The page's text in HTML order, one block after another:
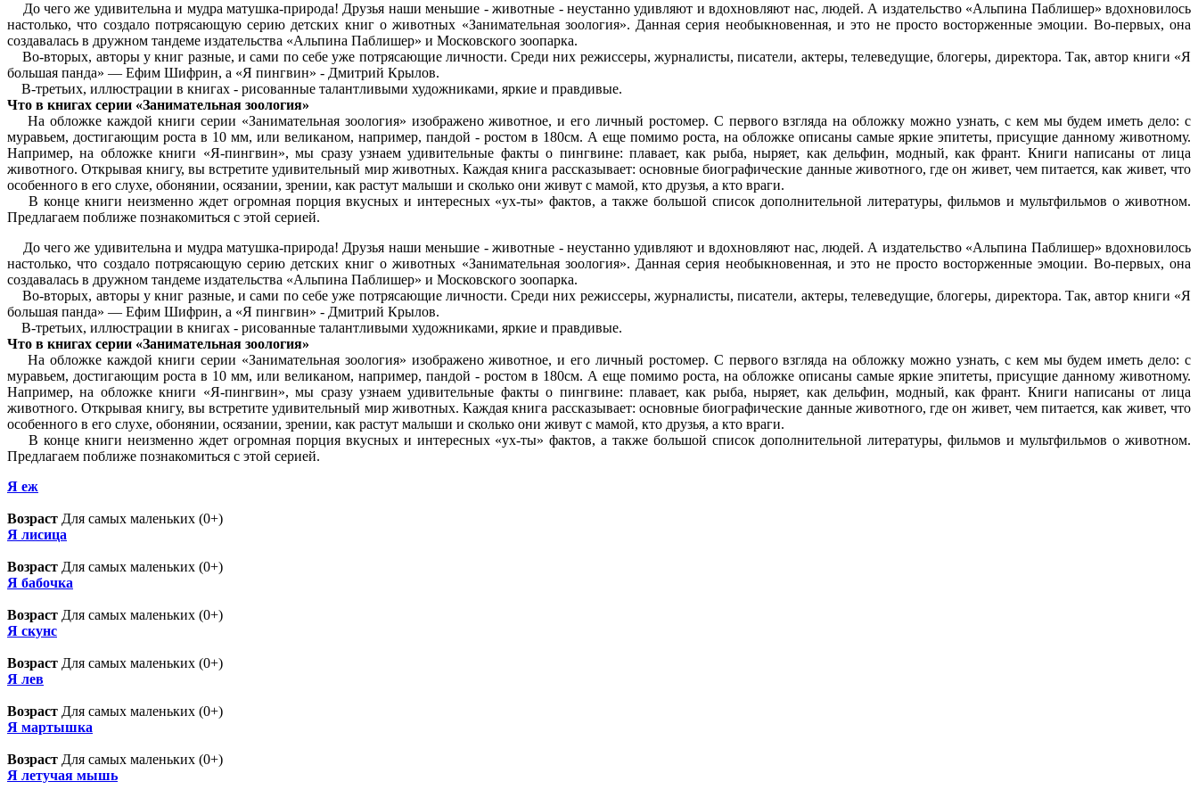
До чего же удивительна и мудра матушка-природа! Друзья наши меньшие - животные - неустанно удивляют и вдохновляют нас, людей. А издательство «Альпина Паблишер» вдохновилось
настолько, что создало потрясающую серию детских книг о животных «Занимательная зоология». Данная серия необыкновенная, и это не просто восторженные эмоции. Во-первых, она
создавалась в дружном тандеме издательства «Альпина Паблишер» и Московского зоопарка.
Во-вторых, авторы у книг разные, и сами по себе уже потрясающие личности. Среди них режиссеры, журналисты, писатели, актеры, телеведущие, блогеры, директора. Так, автор книги «Я
большая панда» — Ефим Шифрин, а «Я пингвин» - Дмитрий Крылов.
В-третьих, иллюстрации в книгах - рисованные талантливыми художниками, яркие и правдивые.
Что в книгах серии «Занимательная зоология»
На обложке каждой книги серии «Занимательная зоология» изображено животное, и его личный ростомер. С первого взгляда на обложку можно узнать, с кем мы будем иметь дело: с
муравьем, достигающим роста в 10 мм, или великаном, например, пандой - ростом в 180см. А еще помимо роста, на обложке описаны самые яркие эпитеты, присущие данному животному.
Например, на обложке книги «Я-пингвин», мы сразу узнаем удивительные факты о пингвине: плавает, как рыба, ныряет, как дельфин, модный, как франт. Книги написаны от лица
животного. Открывая книгу, вы встретите удивительный мир животных. Каждая книга рассказывает: основные биографические данные животного, где он живет, чем питается, как живет, что
особенного в его слухе, обонянии, осязании, зрении, как растут малыши и сколько они живут с мамой, кто друзья, а кто враги.
В конце книги неизменно ждет огромная порция вкусных и интересных «ух-ты» фактов, а также большой список дополнительной литературы, фильмов и мультфильмов о животном.
Предлагаем поближе познакомиться с этой серией.
До чего же удивительна и мудра матушка-природа! Друзья наши меньшие - животные - неустанно удивляют и вдохновляют нас, людей. А издательство «Альпина Паблишер» вдохновилось
настолько, что создало потрясающую серию детских книг о животных «Занимательная зоология». Данная серия необыкновенная, и это не просто восторженные эмоции. Во-первых, она
создавалась в дружном тандеме издательства «Альпина Паблишер» и Московского зоопарка.
Во-вторых, авторы у книг разные, и сами по себе уже потрясающие личности. Среди них режиссеры, журналисты, писатели, актеры, телеведущие, блогеры, директора. Так, автор книги «Я
большая панда» — Ефим Шифрин, а «Я пингвин» - Дмитрий Крылов.
В-третьих, иллюстрации в книгах - рисованные талантливыми художниками, яркие и правдивые.
Что в книгах серии «Занимательная зоология»
На обложке каждой книги серии «Занимательная зоология» изображено животное, и его личный ростомер. С первого взгляда на обложку можно узнать, с кем мы будем иметь дело: с
муравьем, достигающим роста в 10 мм, или великаном, например, пандой - ростом в 180см. А еще помимо роста, на обложке описаны самые яркие эпитеты, присущие данному животному.
Например, на обложке книги «Я-пингвин», мы сразу узнаем удивительные факты о пингвине: плавает, как рыба, ныряет, как дельфин, модный, как франт. Книги написаны от лица
животного. Открывая книгу, вы встретите удивительный мир животных. Каждая книга рассказывает: основные биографические данные животного, где он живет, чем питается, как живет, что
особенного в его слухе, обонянии, осязании, зрении, как растут малыши и сколько они живут с мамой, кто друзья, а кто враги.
В конце книги неизменно ждет огромная порция вкусных и интересных «ух-ты» фактов, а также большой список дополнительной литературы, фильмов и мультфильмов о животном.
Предлагаем поближе познакомиться с этой серией.
Я eж
Возраст Для самых маленьких (0+)
Я лисица
Возраст Для самых маленьких (0+)
Я бабочка
Возраст Для самых маленьких (0+)
Я скунс
Возраст Для самых маленьких (0+)
Я лев
Возраст Для самых маленьких (0+)
Я мартышка
Возраст Для самых маленьких (0+)
Я летучая мышь